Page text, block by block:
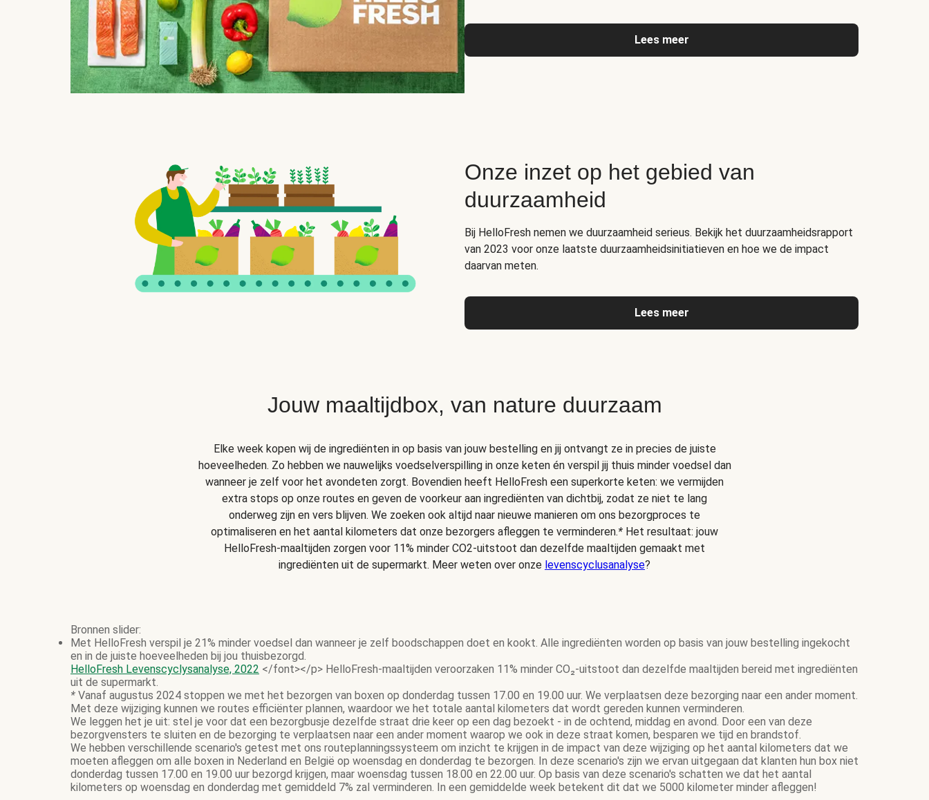
Lees meer
Onze inzet op het gebied van
duurzaamheid
Bij HelloFresh nemen we duurzaamheid serieus. Bekijk het duurzaamheidsrapport
van 2023 voor onze laatste duurzaamheidsinitiatieven en hoe we de impact
daarvan meten.
Lees meer
Jouw maaltijdbox, van nature duurzaam
Elke week kopen wij de ingrediënten in op basis van jouw bestelling en jij ontvangt ze in precies de juiste
hoeveelheden. Zo hebben we nauwelijks voedselverspilling in onze keten én verspil jij thuis minder voedsel dan
wanneer je zelf voor het avondeten zorgt. Bovendien heeft HelloFresh een superkorte keten: we vermijden
extra stops op onze routes en geven de voorkeur aan ingrediënten van dichtbij, zodat ze niet te lang
onderweg zijn en vers blijven. We zoeken ook altijd naar nieuwe manieren om ons bezorgproces te
optimaliseren en het aantal kilometers dat onze bezorgers afleggen te verminderen.* Het resultaat: jouw
HelloFresh-maaltijden zorgen voor 11% minder CO2-uitstoot dan dezelfde maaltijden gemaakt met
ingrediënten uit de supermarkt. Meer weten over onze levenscyclusanalyse?
Bronnen slider:
Met HelloFresh verspil je 21% minder voedsel dan wanneer je zelf boodschappen doet en kookt. Alle ingrediënten worden op basis van jouw bestelling ingekocht
en in de juiste hoeveelheden bij jou thuisbezorgd.
HelloFresh Levenscyclysanalyse, 2022 </font></p> HelloFresh-maaltijden veroorzaken 11% minder CO₂-uitstoot dan dezelfde maaltijden bereid met ingrediënten
uit de supermarkt.
* Vanaf augustus 2024 stoppen we met het bezorgen van boxen op donderdag tussen 17.00 en 19.00 uur. We verplaatsen deze bezorging naar een ander moment.
Met deze wijziging kunnen we routes efficiënter plannen, waardoor we het totale aantal kilometers dat wordt gereden kunnen verminderen.
We leggen het je uit: stel je voor dat een bezorgbusje dezelfde straat drie keer op een dag bezoekt - in de ochtend, middag en avond. Door een van deze
bezorgvensters te sluiten en de bezorging te verplaatsen naar een ander moment waarop we ook in deze straat komen, besparen we tijd en brandstof.
We hebben verschillende scenario's getest met ons routeplanningssysteem om inzicht te krijgen in de impact van deze wijziging op het aantal kilometers dat we
moeten afleggen om alle boxen in Nederland en België op woensdag en donderdag te bezorgen. In deze scenario's zijn we ervan uitgegaan dat klanten hun box niet
donderdag tussen 17.00 en 19.00 uur bezorgd krijgen, maar woensdag tussen 18.00 en 22.00 uur. Op basis van deze scenario's schatten we dat het aantal
kilometers op woensdag en donderdag met gemiddeld 7% zal verminderen. In een gemiddelde week betekent dit dat we 5000 kilometer minder afleggen!